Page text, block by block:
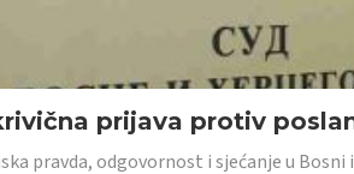
prijava protiv
pravda, odgovornost i sjećanje u